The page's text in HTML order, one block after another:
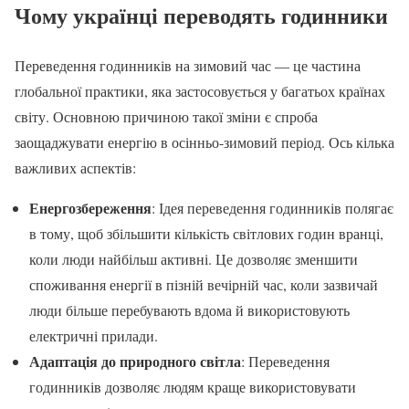
Чому українці переводять годинники
Переведення годинників на зимовий час — це частина
глобальної практики, яка застосовується у багатьох країнах
світу. Основною причиною такої зміни є спроба
заощаджувати енергію в осінньо-зимовий період. Ось кілька
важливих аспектів:
Енергозбереження: Ідея переведення годинників полягає
в тому, щоб збільшити кількість світлових годин вранці,
коли люди найбільш активні. Це дозволяє зменшити
споживання енергії в пізній вечірній час, коли зазвичай
люди більше перебувають вдома й використовують
електричні прилади.
Адаптація до природного світла: Переведення
годинників дозволяє людям краще використовувати